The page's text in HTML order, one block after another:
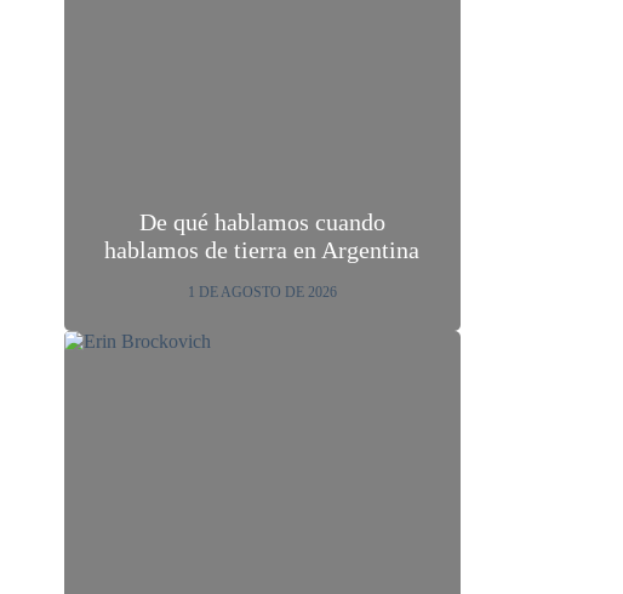
De qué hablamos cuando
hablamos de tierra en Argentina
1 DE AGOSTO DE 2026